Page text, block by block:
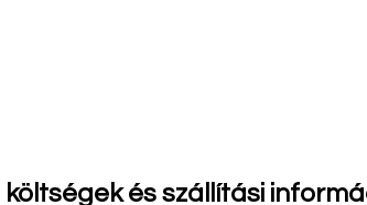
és szállítási